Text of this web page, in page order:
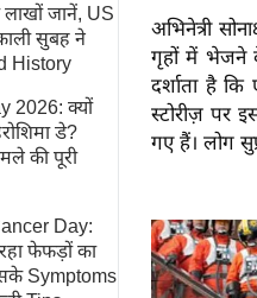
जानें, US
सुबह ने
History
2026: क्यों
डे?
की पूरी
Day:
फेफड़ों का
Symptoms
अभिनेत्री
गृहों में भेजने
दर्शाता है
स्टोरीज़ पर
गए हैं। लोग